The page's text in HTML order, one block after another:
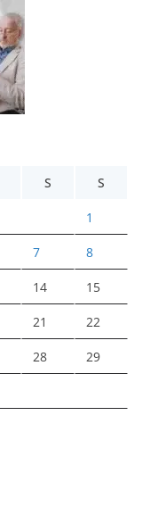
S S
1
7 8
14 15
21 22
28 29